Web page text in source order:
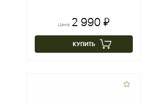
Цена: 2 990 ₽
КУПИТЬ